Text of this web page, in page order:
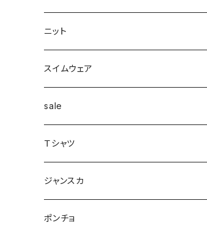
カーディガン
タートルネック
配色
ボンディング
シアー
リブ
ノースリーブ
ロング
Tシャツマキシ
シャツ
カットソー
カシュクール
ノースリーブ
フェザーダウン
ダウン
コート
woolコート
パイピング
フェイクレザー
ボア
スキニー
テーパード
配色
リブ
スウェット
ダンボール
エコ
ヘアーピン
ヘアーゴム
イヤカフ
財布
ベルト
スカート
pants
スリット
ジャンク
ニット
スイムウェア
sale
Ｔシャツ
ジャンスカ
ポンチョ